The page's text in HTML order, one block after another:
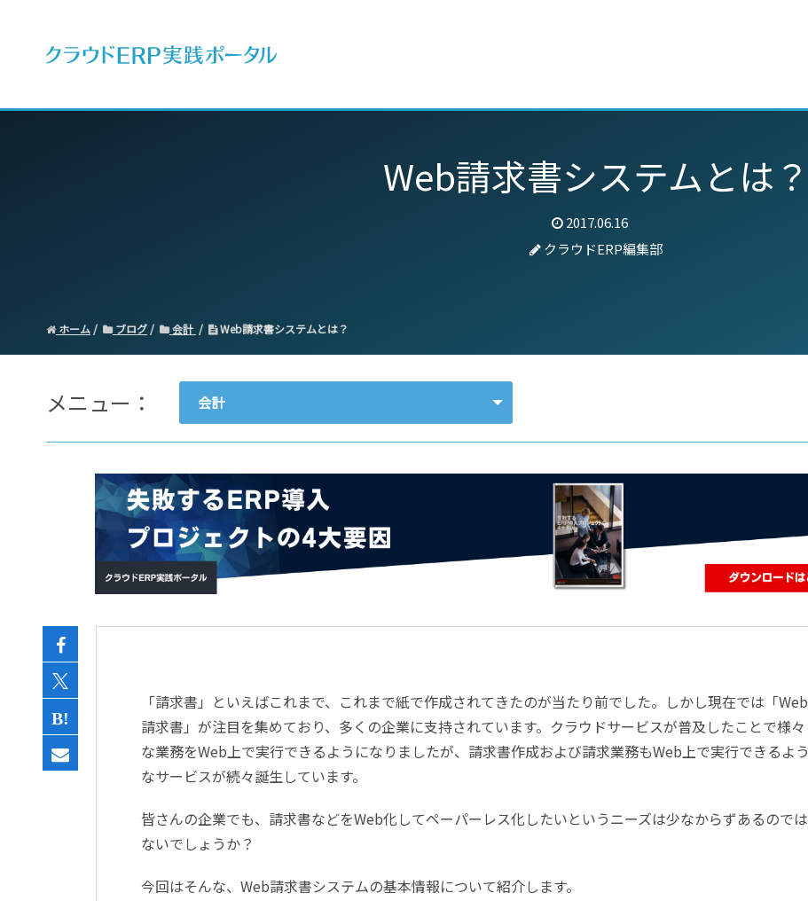
Web請求書システムとは？
2017.06.16
クラウドERP編集部
ホーム ブログ 会計 Web請求書システムとは？
メニュー： 会計
会計
経営／業績管理
サプライチェーン／生産管理
CRM／営業支援／Eコマース
データ分析／BI
「請求書」といえばこれまで、これまで紙で作成されてきたのが当たり前でした。しかし現在では「Web
請求書」が注目を集めており、多くの企業に支持されています。クラウドサービスが普及したことで様々
な業務をWeb上で実行できるようになりましたが、請求書作成および請求業務もWeb上で実行できるよう
なサービスが続々誕生しています。
皆さんの企業でも、請求書などをWeb化してペーパーレス化したいというニーズは少なからずあるのでは
ないでしょうか？
今回はそんな、Web請求書システムの基本情報について紹介します。